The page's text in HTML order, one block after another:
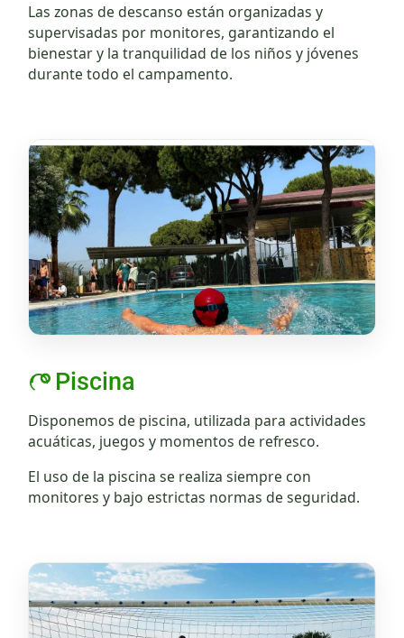
Las zonas de descanso están organizadas y
supervisadas por monitores, garantizando el
bienestar y la tranquilidad de los niños y jóvenes
durante todo el campamento.
Piscina
Disponemos de piscina, utilizada para actividades
acuáticas, juegos y momentos de refresco.
El uso de la piscina se realiza siempre con
monitores y bajo estrictas normas de seguridad.